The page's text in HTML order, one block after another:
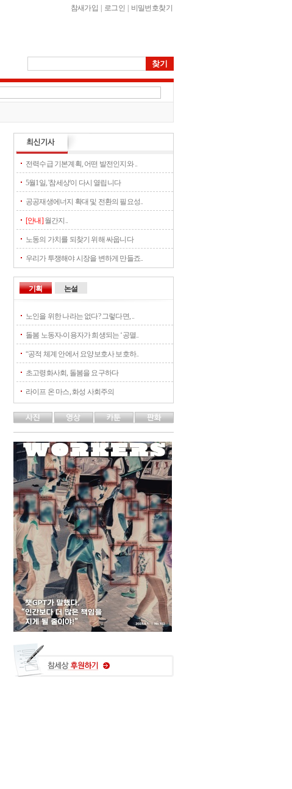
참새가입 로그인 비밀번호찾기
전력수급 기본계획, 어떤 발전인지와 ..
5월1일, '참세상'이 다시 열립니다
공공재생에너지 확대 및 전환의 필요성..
[안내]월간지..
노동의 가치를 되찾기 위해 싸웁니다
우리가 투쟁해야 시장을 변하게 만들죠..
기획
노인을 위한 나라는 없다? 그렇다면, ..
돌봄 노동자-이용자가 희생되는 ‘공멸..
“공적 체계 안에서 요양보호사 보호하..
초고령화사회, 돌봄을 요구하다
라이프 온 마스, 화성 사회주의
논설